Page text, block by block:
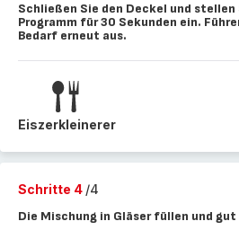
Schließen Sie den Deckel und stellen
Programm für 30 Sekunden ein.
Bedarf erneut aus.
Eiszerkleinerer
Schritte 4 /4
Die Mischung in Gläser füllen und